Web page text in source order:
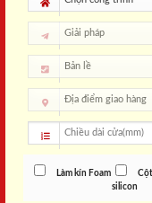
Làm kín Foam
silicon